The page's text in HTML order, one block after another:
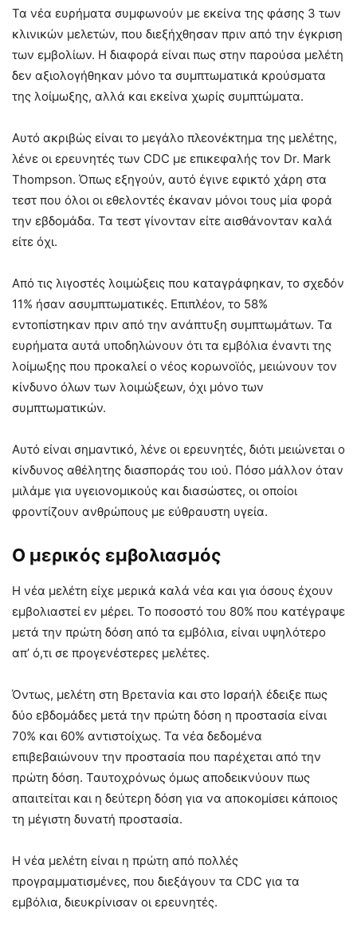
Τα νέα ευρήματα συμφωνούν με εκείνα της φάσης 3 των
κλινικών μελετών, που διεξήχθησαν πριν από την έγκριση
των εμβολίων. Η διαφορά είναι πως στην παρούσα μελέτη
δεν αξιολογήθηκαν μόνο τα συμπτωματικά κρούσματα
της λοίμωξης, αλλά και εκείνα χωρίς συμπτώματα.
Αυτό ακριβώς είναι το μεγάλο πλεονέκτημα της μελέτης,
λένε οι ερευνητές των CDC με επικεφαλής τον Dr. Mark
Thompson. Όπως εξηγούν, αυτό έγινε εφικτό χάρη στα
τεστ που όλοι οι εθελοντές έκαναν μόνοι τους μία φορά
την εβδομάδα. Τα τεστ γίνονταν είτε αισθάνονταν καλά
είτε όχι.
Από τις λιγοστές λοιμώξεις που καταγράφηκαν, το σχεδόν
11% ήσαν ασυμπτωματικές. Επιπλέον, το 58%
εντοπίστηκαν πριν από την ανάπτυξη συμπτωμάτων. Τα
ευρήματα αυτά υποδηλώνουν ότι τα εμβόλια έναντι της
λοίμωξης που προκαλεί ο νέος κορωνοϊός, μειώνουν τον
κίνδυνο όλων των λοιμώξεων, όχι μόνο των
συμπτωματικών.
Αυτό είναι σημαντικό, λένε οι ερευνητές, διότι μειώνεται ο
κίνδυνος αθέλητης διασποράς του ιού. Πόσο μάλλον όταν
μιλάμε για υγειονομικούς και διασώστες, οι οποίοι
φροντίζουν ανθρώπους με εύθραυστη υγεία.
Ο μερικός εμβολιασμός
Η νέα μελέτη είχε μερικά καλά νέα και για όσους έχουν
εμβολιαστεί εν μέρει. Το ποσοστό του 80% που κατέγραψε
μετά την πρώτη δόση από τα εμβόλια, είναι υψηλότερο
απ’ ό,τι σε προγενέστερες μελέτες.
Όντως, μελέτη στη Βρετανία και στο Ισραήλ έδειξε πως
δύο εβδομάδες μετά την πρώτη δόση η προστασία είναι
70% και 60% αντιστοίχως. Τα νέα δεδομένα
επιβεβαιώνουν την προστασία που παρέχεται από την
πρώτη δόση. Ταυτοχρόνως όμως αποδεικνύουν πως
απαιτείται και η δεύτερη δόση για να αποκομίσει κάποιος
τη μέγιστη δυνατή προστασία.
Η νέα μελέτη είναι η πρώτη από πολλές
προγραμματισμένες, που διεξάγουν τα CDC για τα
εμβόλια, διευκρίνισαν οι ερευνητές.